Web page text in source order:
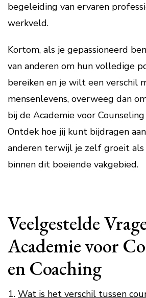
begeleiding van ervaren
werkveld.
Kortom, als je gepassioneerd
van anderen om hun volledige
bereiken en je wilt een verschil
mensenlevens, overweeg dan
bij de Academie voor Counseling
Ontdek hoe jij kunt bijdragen
anderen terwijl je zelf groeit als
binnen dit boeiende vakgebied.
Veelgestelde
Academie voor
en Coaching
Wat is het verschil tussen